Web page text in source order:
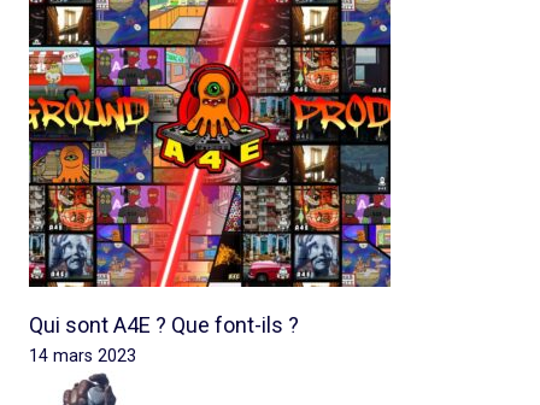
Qui sont A4E ? Que font-ils ?
14 mars 2023